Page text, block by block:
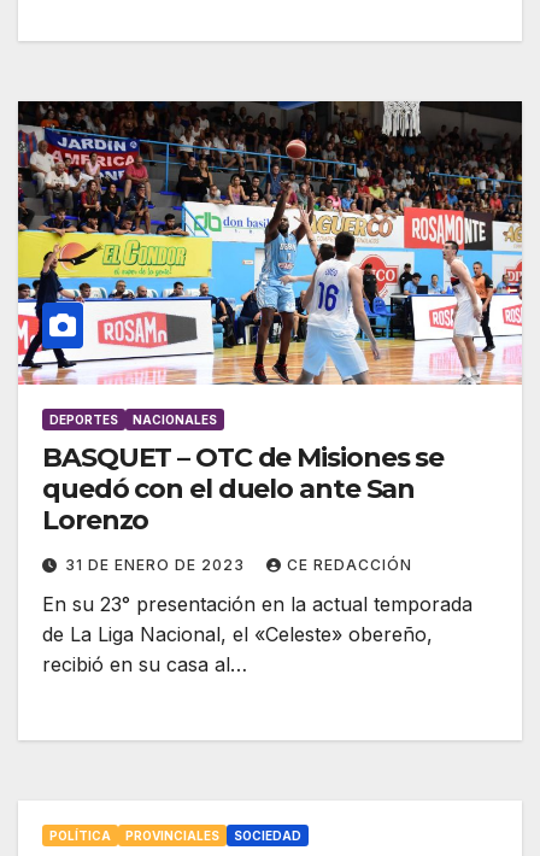
DEPORTES NACIONALES
BASQUET – OTC de Misiones se
quedó con el duelo ante San
Lorenzo
31 DE ENERO DE 2023 CE REDACCIÓN
En su 23° presentación en la actual temporada
de La Liga Nacional, el «Celeste» obereño,
recibió en su casa al…
POLÍTICA PROVINCIALES SOCIEDAD